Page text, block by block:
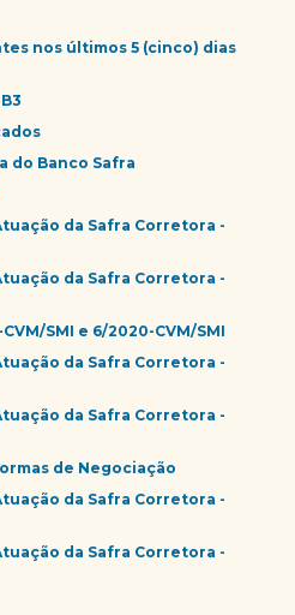
nos últimos 5 (cinco) dias
do Banco Safra
da Safra Corretora -
da Safra Corretora -
SMI e 6/2020-CVM/SMI
da Safra Corretora -
da Safra Corretora -
de Negociação
da Safra Corretora -
da Safra Corretora -